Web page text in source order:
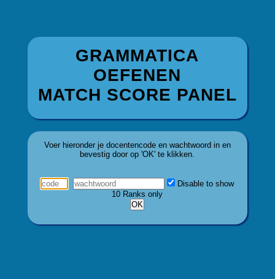
GRAMMATICA
OEFENEN
MATCH SCORE PANEL
Voer hieronder je docentencode en wachtwoord in en
bevestig door op 'OK' te klikken.
Disable to show
10 Ranks only